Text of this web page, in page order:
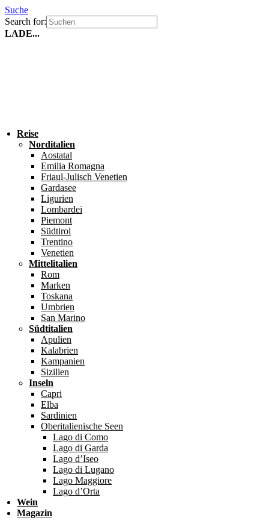
Suche
Search for:
LADE...
Reise
Norditalien
Aostatal
Emilia Romagna
Friaul-Julisch Venetien
Gardasee
Ligurien
Lombardei
Piemont
Südtirol
Trentino
Venetien
Mittelitalien
Rom
Marken
Toskana
Umbrien
San Marino
Südtitalien
Apulien
Kalabrien
Kampanien
Sizilien
Inseln
Capri
Elba
Sardinien
Oberitalienische Seen
Lago di Como
Lago di Garda
Lago d’Iseo
Lago di Lugano
Lago Maggiore
Lago d’Orta
Wein
Magazin